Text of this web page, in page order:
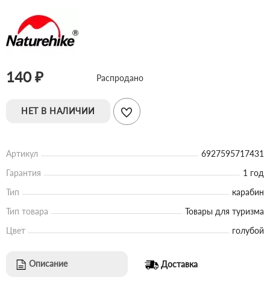
140 ₽ Распродано
НЕТ В НАЛИЧИИ
Артикул
6927595717431
Гарантия
1 год
Тип
карабин
Тип товара
Товары для туризма
Цвет
голубой
Описание Доставка